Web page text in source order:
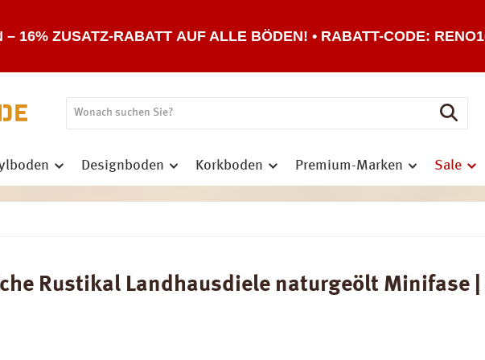
– 16% ZUSATZ-RABATT AUF ALLE BÖDEN! • RABATT-CODE:
Designboden Korkboden Premium-Marken Sale
Rustikal Landhausdiele naturgeölt Minifase